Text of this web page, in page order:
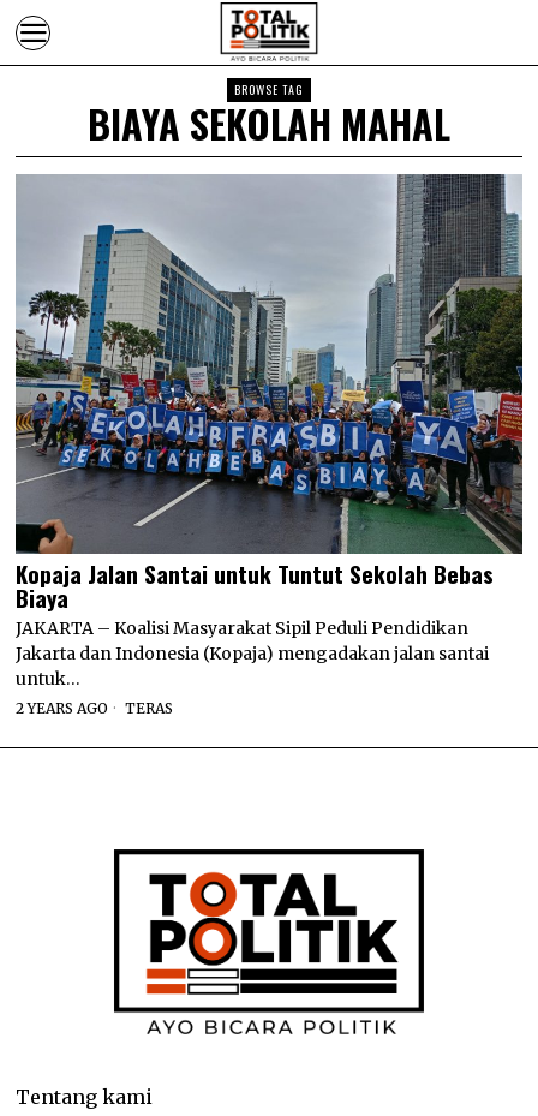
BROWSE TAG
BIAYA SEKOLAH MAHAL
Kopaja Jalan Santai untuk Tuntut Sekolah Bebas
Biaya
JAKARTA – Koalisi Masyarakat Sipil Peduli Pendidikan
Jakarta dan Indonesia (Kopaja) mengadakan jalan santai
untuk…
2 YEARS AGO TERAS
Tentang kami